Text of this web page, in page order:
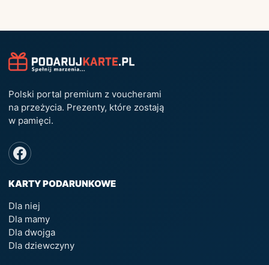
Polski portal premium z voucherami
na przeżycia. Prezenty, które zostają
w pamięci.
KARTY PODARUNKOWE
Dla niej
Dla mamy
Dla dwojga
Dla dziewczyny